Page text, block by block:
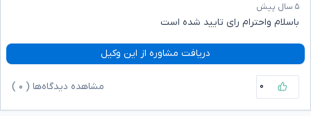
۵ سال پیش
باسلام واحترام رای تایید شده است
دریافت مشاوره از این وکیل
۰ مشاهده دیدگاه‌ها ( ۰